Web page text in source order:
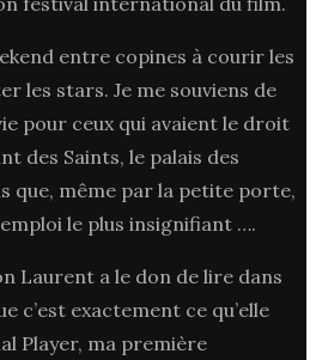
entre copines à courir les
les stars. Je me souviens de
pour ceux qui avaient le droit
des Saints, le palais des
que, même par la petite porte,
le plus insignifiant ….
Laurent a le don de lire dans
c’est exactement ce qu’elle
Player, ma première